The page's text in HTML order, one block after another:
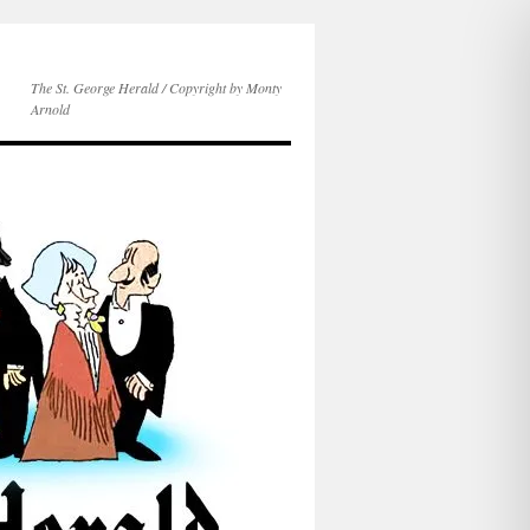
The St. George Herald / Copyright by Monty
Arnold